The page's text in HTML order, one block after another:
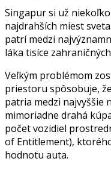
Singapur si už
najdrahších miest
patrí medzi
láka tisíce
Veľkým problémom
priestoru spôsobuje,
patria medzi najvyššie
mimoriadne drahá
počet vozidiel
of Entitlement),
hodnotu auta.